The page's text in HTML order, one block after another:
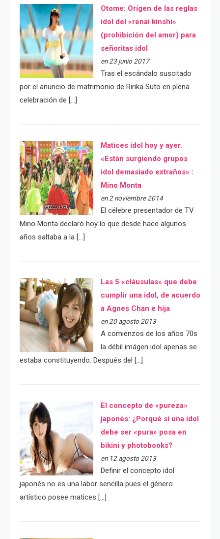
Otome: Orígen de las reglas
idol del «renai kinshi»
(prohibición del amor) para
señoritas idol
en 23 junio 2017
Tras el escándalo suscitado
por el anuncio de matrimonio de Ririka Suto en plena
celebración de […]
Matices idol hoy y ayer.
«Están surgiendo grupos
idol demasiado extraños» :
Mino Monta
en 2 noviembre 2014
El célebre presentador de TV
Mino Monta declaró hoy lo que desde hace algunos
años saltaba a la […]
Las 5 «cláusulas» que debe
cumplir una idol, de acuerdo
a Agnes Chan e hija
en 20 agosto 2013
A comienzos de los años 70s
la débil imágen idol apenas se
estaba constituyendo. Después del […]
El concepto de «pureza»
japonés: ¿Porqué si una idol
debe ser «pura» posa en
bikini y photobooks?
en 12 agosto 2013
Definir el concepto idol
japonés no es una labor sencilla pues el género
artístico posee matices […]